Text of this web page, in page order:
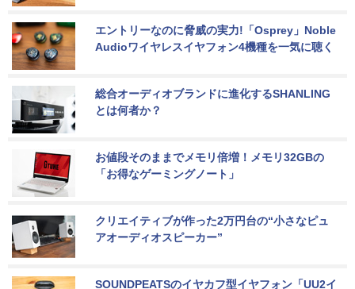
エントリーなのに脅威の実力!「Osprey」Noble
Audioワイヤレスイヤフォン4機種を一気に聴く
総合オーディオブランドに進化するSHANLING
とは何者か？
お値段そのままでメモリ倍増！メモリ32GBの
「お得なゲーミングノート」
クリエイティブが作った2万円台の“小さなピュ
アオーディオスピーカー”
SOUNDPEATSのイヤカフ型イヤフォン「UU2イ